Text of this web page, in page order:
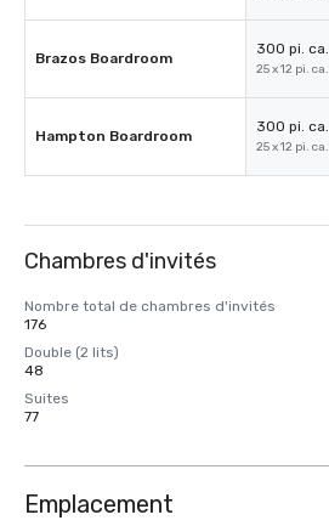
Brazos Boardroom
300 pi. ca.
25 x 12 pi. ca.
Hampton Boardroom
300 pi. ca.
25 x 12 pi. ca.
Chambres d'invités
Nombre total de chambres d'invités
176
Double (2 lits)
48
Suites
77
Emplacement